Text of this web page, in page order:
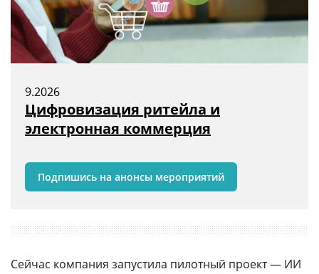
Подпишись на анонсы мероприятий
Цифровизация ритейла и
электронная коммерция
9.2026
Сейчас компания запустила пилотный проект — ИИ